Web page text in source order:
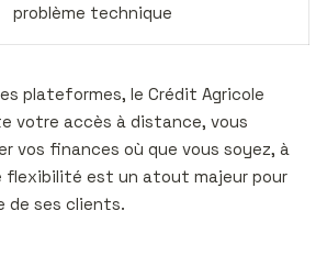
problème technique
plateformes, le Crédit Agricole
votre accès à distance, vous
vos finances où que vous soyez, à
flexibilité est un atout majeur pour
de ses clients.